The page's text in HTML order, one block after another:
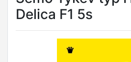
Delica F1 5s